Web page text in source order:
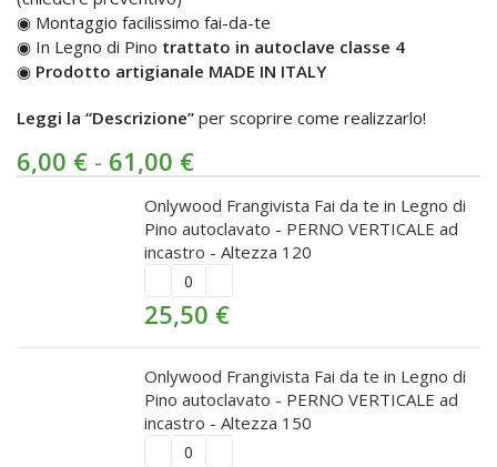
◉ Montaggio facilissimo fai-da-te
◉ In Legno di Pino trattato in autoclave classe 4
◉ Prodotto artigianale MADE IN ITALY
Leggi la “Descrizione” per scoprire come realizzarlo!
6,00 € - 61,00 €
Onlywood Frangivista Fai da te in Legno di
Pino autoclavato - PERNO VERTICALE ad
incastro - Altezza 120
25,50 €
Onlywood Frangivista Fai da te in Legno di
Pino autoclavato - PERNO VERTICALE ad
incastro - Altezza 150